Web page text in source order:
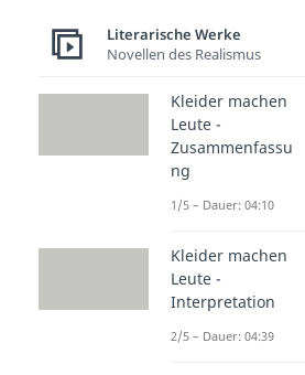
Literarische Werke
Novellen des Realismus
Kleider machen
Leute -
Zusammenfassu
ng
1/5 – Dauer: 04:10
Kleider machen
Leute -
Interpretation
2/5 – Dauer: 04:39